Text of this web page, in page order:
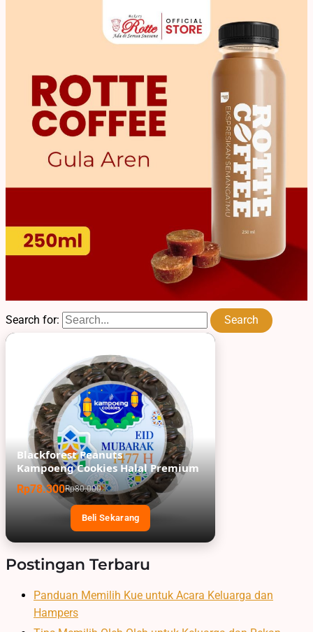
Search for:
Blackforest Peanuts
Kampoeng Cookies Halal Premium
Rp78.300Rp80.000
Beli Sekarang
Postingan Terbaru
Panduan Memilih Kue untuk Acara Keluarga dan
Hampers